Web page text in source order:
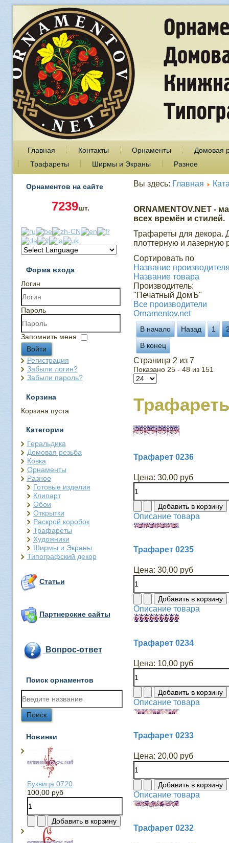
Главная Контакты Орнаменты
Домовая
Трафареты
Ширмы и Экраны Разное
Орнаментов на сайте
7239шт.
Форма входа
Логин
Пароль
Запомнить меня
Войти
Регистрация
Забыли логин?
Забыли пароль?
Корзина
Корзина пуста
Категории
Геральдика
Домовая резьба
Ковка
Орнаменты
Разное
Готовые изделия
Клипарт
Обои
Открытки
Раскрой коробок
Трафареты
Художники
Ширмы и Экраны
Типографский декор
Статьи
Партнерские сайты
Вопрос-ответ
Поиск орнаментов
Новинки
Буквица 0720
100,00 руб
Вы здесь: Главная
ORNAMENTOV.NET -
всех времён и стилей.
Трафареты для декора.
плоттерную и лазерную
Сортировать по
Название
Название товара
Производитель:
"Печатный ДомЪ"
Все производители
Ornamentov.net
В начало Назад 1
В конец
Страница 2 из 7
Показано 25 - 48 из 151
Трафарет 0236
Цена: 30,00 руб
Описание товара
Трафарет 0235
Цена: 30,00 руб
Описание товара
Трафарет 0234
Цена: 10,00 руб
Описание товара
Трафарет 0233
Цена: 20,00 руб
Описание товара
Трафарет 0232